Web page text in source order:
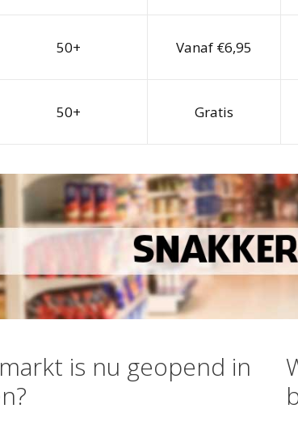
50+ Vanaf €6,95
50+ Gratis
is nu geopend in